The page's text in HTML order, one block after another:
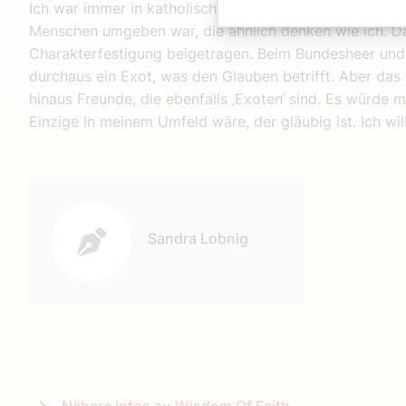
Ich war immer in katholischen Schulen, zuletzt im
Menschen umgeben war, die ähnlich denken wie ich.
Charakterfestigung beigetragen. Beim Bundesheer
durchaus ein Exot, was den Glauben betrifft. Aber
hinaus Freunde, die ebenfalls ‚Exoten‘ sind. Es
Einzige in meinem Umfeld wäre, der gläubig ist. Ich
Sandra Lobnig